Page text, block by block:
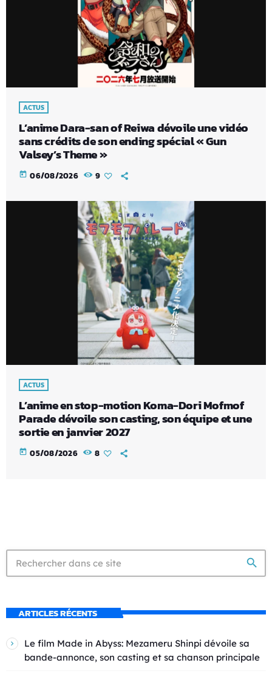
ACTUS
L’anime Dara-san of Reiwa dévoile une vidéo
sans crédits de son ending spécial « Gun
Valsey’s Theme »
today 06/08/2026 9
ACTUS
L’anime en stop-motion Koma-Dori Mofmof
Parade dévoile son casting, son équipe et une
sortie en janvier 2027
today 05/08/2026 8
search
ARTICLES RÉCENTS
Le film Made in Abyss: Mezameru Shinpi dévoile sa
bande-annonce, son casting et sa chanson principale